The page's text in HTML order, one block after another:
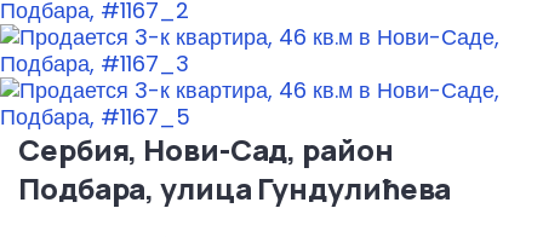
Сербия, Нови-Сад, район
Подбара, улица Гундулићева